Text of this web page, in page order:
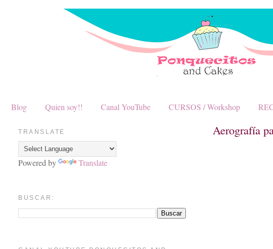
Blog Quien soy!! Canal YouTube CURSOS / Workshop
Aerografía
TRANSLATE
Powered by Translate
BUSCAR: